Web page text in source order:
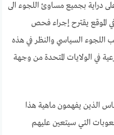
دراية بجميع مساوئ اللجوء الى
الموقع يقترح إجراء فحص
اللجوء السياسي والنظر في هذه
في الولايات المتحدة من وجهة
الذين يفهمون ماهية هذا
التي سيتعين عليهم